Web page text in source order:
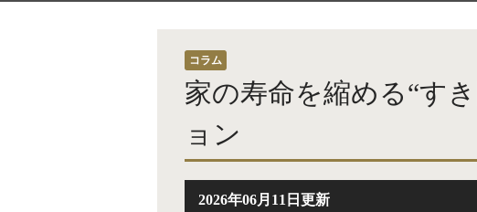
コラム
家の寿命を縮める“す
ョン
2026年06月11日更新